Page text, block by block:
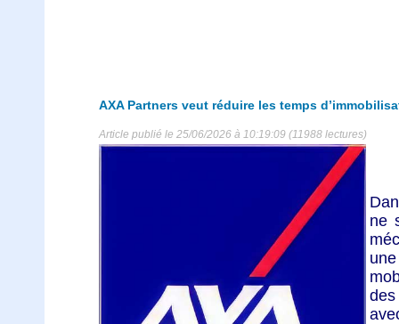
AXA Partners veut réduire les temps
Article publié le 25/06/2026 à 10:19:09 (11988 lectures)
ne